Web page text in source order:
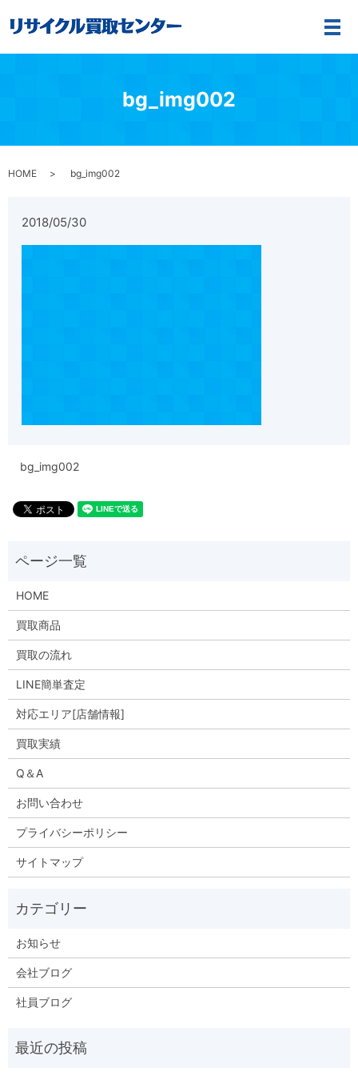
メ
bg_img002
HOME bg_img002
2018/05/30
bg_img002
HOME
買取商品
買取の流れ
LINE簡単査定
対応エリア[店舗情報]
買取実績
Q＆A
お問い合わせ
プライバシーポリシー
サイトマップ
お知らせ
会社ブログ
社員ブログ